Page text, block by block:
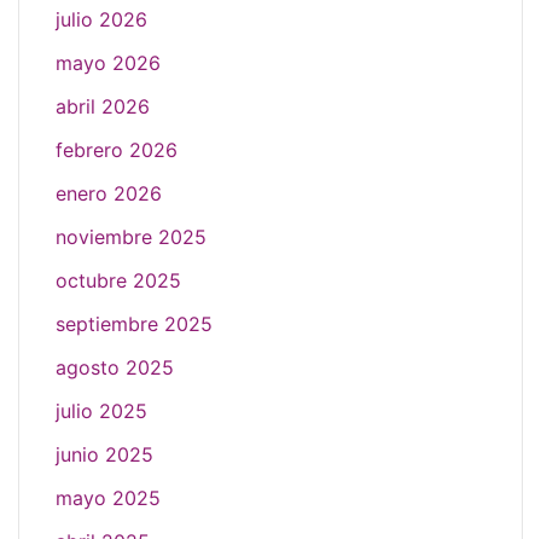
julio 2026
mayo 2026
abril 2026
febrero 2026
enero 2026
noviembre 2025
octubre 2025
septiembre 2025
agosto 2025
julio 2025
junio 2025
mayo 2025